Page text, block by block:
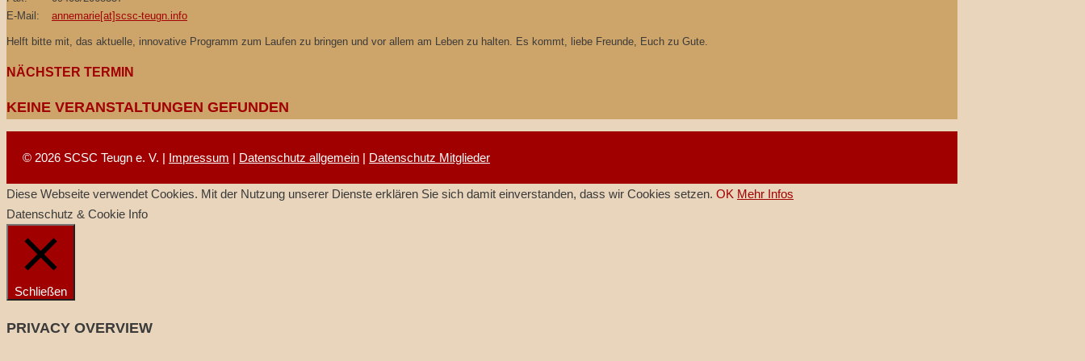
E-Mail:
annemarie[at]scsc-teugn.info
Helft bitte mit, das aktuelle, innovative Programm zum Laufen zu bringen und vor allem am Leben zu halten. Es kommt, liebe Freunde, Euch zu Gute.
NÄCHSTER TERMIN
KEINE VERANSTALTUNGEN GEFUNDEN
© 2026 SCSC Teugn e. V. | Impressum | Datenschutz allgemein | Datenschutz Mitglieder
Diese Webseite verwendet Cookies. Mit der Nutzung unserer Dienste erklären Sie sich damit einverstanden, dass wir Cookies setzen. OK Mehr Infos
Datenschutz & Cookie Info
Schließen
PRIVACY OVERVIEW